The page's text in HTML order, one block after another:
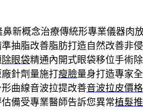
鼻新概念治療傳統形專業儀器肉
準抽脂改善脂肪打造自然改善非
除眼袋精通內開式眼袋移位手術
針劑量施打瘦臉量身打造專家
曲線音波拉提改善音波拉皮價格
備受專業醫師告訴您異常植髮